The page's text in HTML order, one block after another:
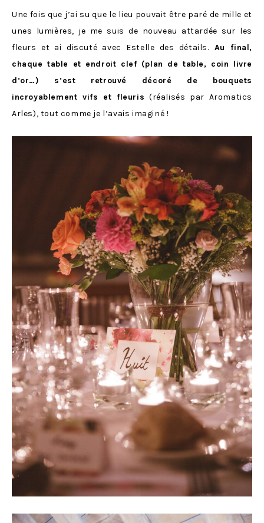
Une fois que j’ai su que le lieu pouvait être paré de mille et
unes lumières, je me suis de nouveau attardée sur les
fleurs et ai discuté avec Estelle des détails. Au final,
chaque table et endroit clef (plan de table, coin livre
d’or…) s’est retrouvé décoré de bouquets
incroyablement vifs et fleuris (réalisés par Aromatics
Arles), tout comme je l’avais imaginé !